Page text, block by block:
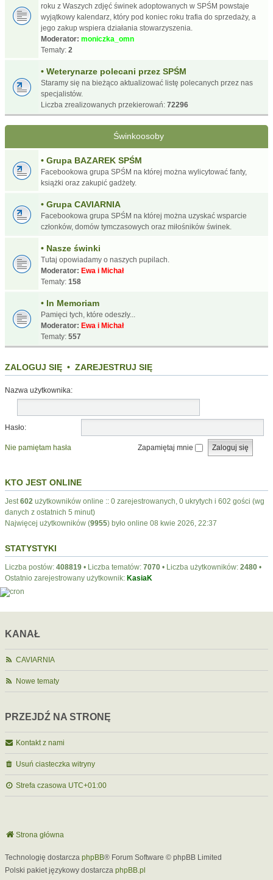
roku z Waszych zdjęć świnek adoptowanych w SPŚM powstaje
wyjątkowy kalendarz, który pod koniec roku trafia do sprzedaży, a
jego zakup wspiera działania stowarzyszenia.
Moderator: moniczka_omn
Tematy: 2
• Weterynarze polecani przez SPŚM
Staramy się na bieżąco aktualizować listę polecanych przez nas
specjalistów.
Liczba zrealizowanych przekierowań: 72296
Świnkoosoby
• Grupa BAZAREK SPŚM
Facebookowa grupa SPŚM na której można wylicytować fanty,
książki oraz zakupić gadżety.
• Grupa CAVIARNIA
Facebookowa grupa SPŚM na której można uzyskać wsparcie
członków, domów tymczasowych oraz miłośników świnek.
• Nasze świnki
Tutaj opowiadamy o naszych pupilach.
Moderator: Ewa i Michał
Tematy: 158
• In Memoriam
Pamięci tych, które odeszły...
Moderator: Ewa i Michał
Tematy: 557
ZALOGUJ SIĘ • ZAREJESTRUJ SIĘ
Nazwa użytkownika:
Hasło:
Nie pamiętam hasła Zapamiętaj mnie
KTO JEST ONLINE
Jest602 użytkowników online :: 0 zarejestrowanych, 0 ukrytych i 602 gości (wg
danych z ostatnich 5 minut)
Najwięcej użytkowników (9955) było online 08 kwie 2026, 22:37
STATYSTYKI
Liczba postów: 408819 • Liczba tematów: 7070 • Liczba użytkowników: 2480 •
Ostatnio zarejestrowany użytkownik: KasiaK
KANAŁ
CAVIARNIA
Nowe tematy
PRZEJDŹ NA STRONĘ
Kontakt z nami
Usuń ciasteczka witryny
Strefa czasowa UTC+01:00
Strona główna
Technologię dostarcza phpBB® Forum Software © phpBB Limited
Polski pakiet językowy dostarcza phpBB.pl